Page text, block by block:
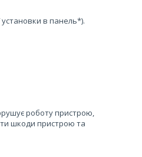
установки в панель*).
роботу пристрою,
шкоди пристрою та